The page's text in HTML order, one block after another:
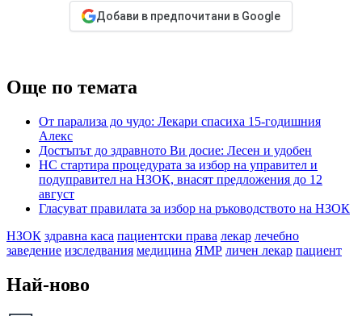
Добави в предпочитани в Google
Още по темата
От парализа до чудо: Лекари спасиха 15-годишния
Алекс
Достъпът до здравното Ви досие: Лесен и удобен
НС стартира процедурата за избор на управител и
подуправител на НЗОК, внасят предложения до 12
август
Гласуват правилата за избор на ръководството на НЗОК
НЗОК здравна каса пациентски права лекар лечебно
заведение изследвания медицина ЯМР личен лекар пациент
Най-ново